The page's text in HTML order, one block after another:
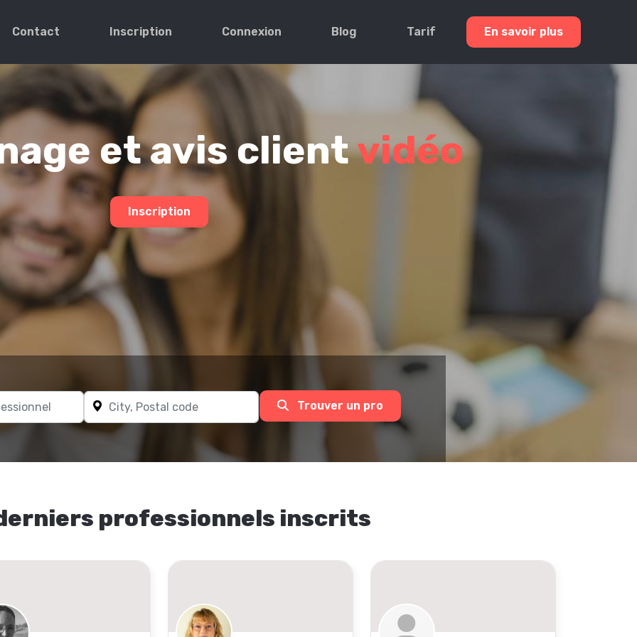
Contact Inscription Connexion Blog Tarif En savoir plus
et avis clientvidéo
Inscription
Trouver un pro
professionnels inscrits